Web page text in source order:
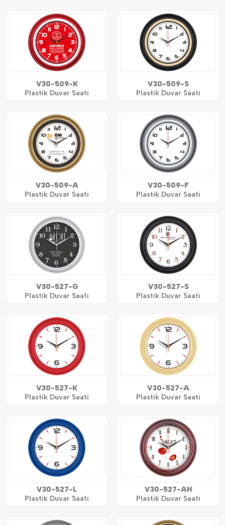
V30-509-K
Plastik Duvar Saati
V30-509-S
Plastik Duvar Saati
V30-509-A
Plastik Duvar Saati
V30-509-F
Plastik Duvar Saati
V30-527-G
Plastik Duvar Saati
V30-527-S
Plastik Duvar Saati
V30-527-K
Plastik Duvar Saati
V30-527-A
Plastik Duvar Saati
V30-527-L
Plastik Duvar Saati
V30-527-AH
Plastik Duvar Saati